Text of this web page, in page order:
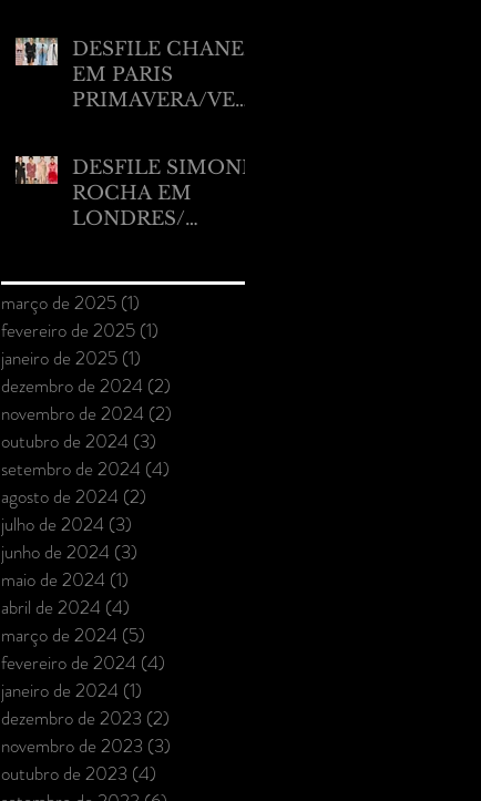
DESFILE CHANEL
EM PARIS
PRIMAVERA/VER
DESFILE SIMONE
ROCHA EM
LONDRES/
março de 2025 (1)
fevereiro de 2025 (1)
janeiro de 2025 (1)
dezembro de 2024 (2)
novembro de 2024 (2)
outubro de 2024 (3)
setembro de 2024 (4)
agosto de 2024 (2)
julho de 2024 (3)
junho de 2024 (3)
maio de 2024 (1)
abril de 2024 (4)
março de 2024 (5)
fevereiro de 2024 (4)
janeiro de 2024 (1)
dezembro de 2023 (2)
novembro de 2023 (3)
outubro de 2023 (4)